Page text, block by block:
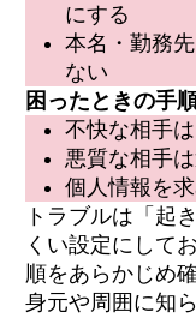
にする
本名・勤務
ない
困ったときの手
不快な相手
悪質な相手
個人情報を
トラブルは「起
くい設定にして
順をあらかじめ
身元や周囲に知